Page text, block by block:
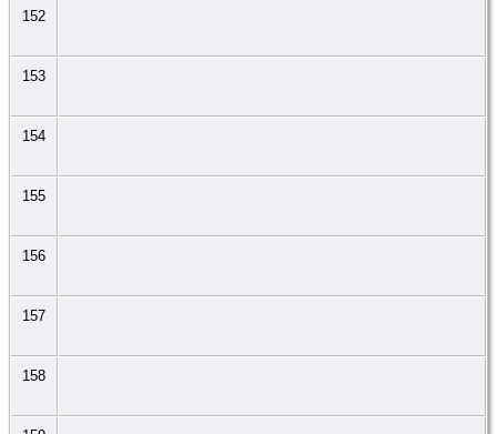
152
153
154
155
156
157
158